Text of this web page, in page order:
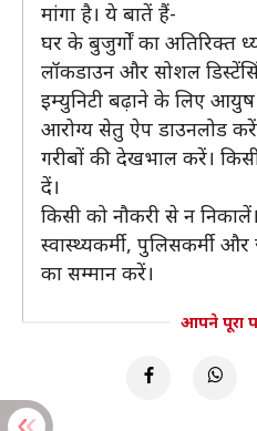
मांगा है। ये बातें हैं-
घर के बुजुर्गों का अतिरिक्त
लॉकडाउन और सोशल
इम्युनिटी बढ़ाने के लिए आयुष
आरोग्य सेतु ऐप डाउनलोड
गरीबों की देखभाल करें।
दें।
किसी को नौकरी से न निकालें।
स्वास्थ्यकर्मी, पुलिसकर्मी
का सम्मान करें।
आपने पूरा